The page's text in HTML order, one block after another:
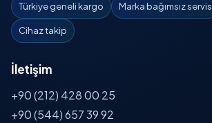
Türkiye geneli kargo Marka bağımsız servis
Cihaz takip
İletişim
+90 (212) 428 00 25
+90 (544) 657 39 92